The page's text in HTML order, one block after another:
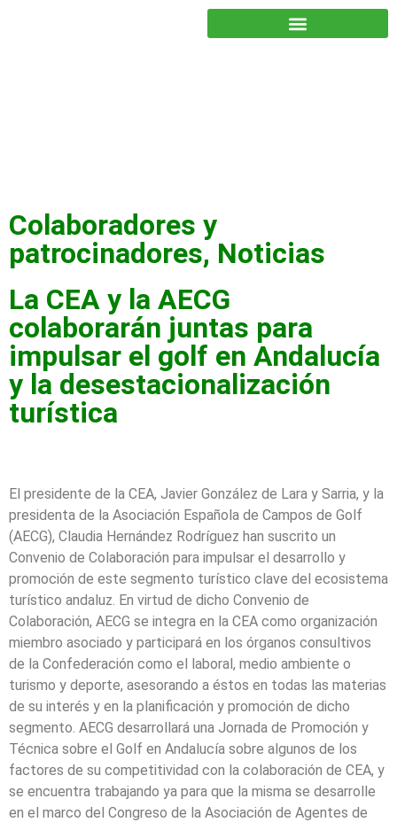
Colaboradores y
patrocinadores, Noticias
La CEA y la AECG
colaborarán juntas para
impulsar el golf en Andalucía
y la desestacionalización
turística
El presidente de la CEA, Javier González de Lara y Sarria, y la
presidenta de la Asociación Española de Campos de Golf
(AECG), Claudia Hernández Rodríguez han suscrito un
Convenio de Colaboración para impulsar el desarrollo y
promoción de este segmento turístico clave del ecosistema
turístico andaluz. En virtud de dicho Convenio de
Colaboración, AECG se integra en la CEA como organización
miembro asociado y participará en los órganos consultivos
de la Confederación como el laboral, medio ambiente o
turismo y deporte, asesorando a éstos en todas las materias
de su interés y en la planificación y promoción de dicho
segmento. AECG desarrollará una Jornada de Promoción y
Técnica sobre el Golf en Andalucía sobre algunos de los
factores de su competitividad con la colaboración de CEA, y
se encuentra trabajando ya para que la misma se desarrolle
en el marco del Congreso de la Asociación de Agentes de